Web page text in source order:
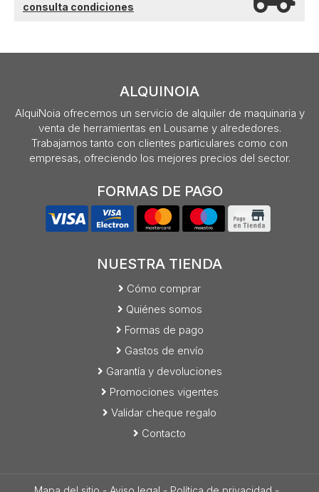
consulta condiciones
ALQUINOIA
AlquiNoia ofrecemos un servicio de alquiler de maquinaria y
venta de herramientas en Lousame y alrededores.
Trabajamos tanto con clientes particulares como con
empresas, ofreciendo los mejores precios del sector.
FORMAS DE PAGO
NUESTRA TIENDA
Cómo comprar
Quiénes somos
Formas de pago
Gastos de envío
Garantía y devoluciones
Promociones vigentes
Validar cheque regalo
Contacto